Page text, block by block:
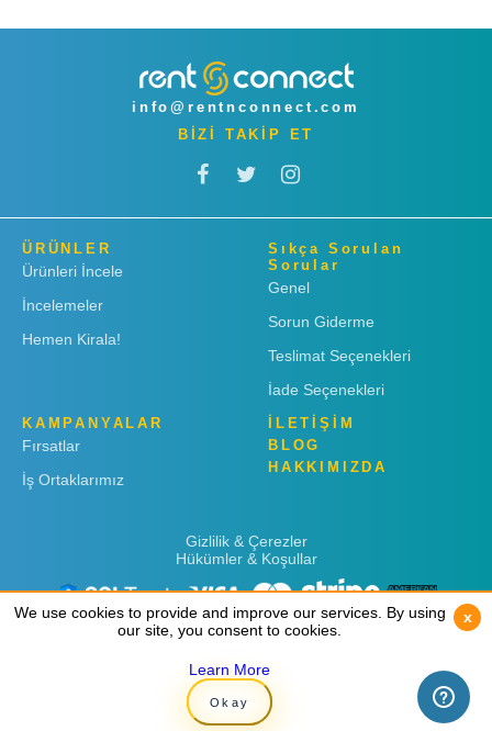
info@rentnconnect.com
BİZİ TAKİP ET
ÜRÜNLER
Ürünleri İncele
İncelemeler
Hemen Kirala!
Sıkça Sorulan
Sorular
Genel
Sorun Giderme
Teslimat Seçenekleri
İade Seçenekleri
KAMPANYALAR
Fırsatlar
İş Ortaklarımız
İLETİŞİM
BLOG
HAKKIMIZDA
Gizlilik & Çerezler
Hükümler & Koşullar
Copyright © 2019 Rent 'n Connect
We use cookies to provide and improve our services. By using
our site, you consent to cookies.
Learn More
Okay
x
We use cookies to provide and improve our services. By using
our site, you consent to cookies.
Learn More
Okay
x